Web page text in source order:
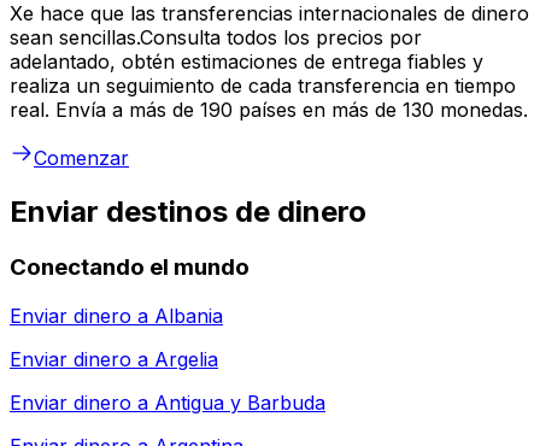
Xe hace que las transferencias internacionales de dinero
sean sencillas.Consulta todos los precios por
adelantado, obtén estimaciones de entrega fiables y
realiza un seguimiento de cada transferencia en tiempo
real. Envía a más de 190 países en más de 130 monedas.
Comenzar
Enviar destinos de dinero
Conectando el mundo
Enviar dinero a Albania
Enviar dinero a Argelia
Enviar dinero a Antigua y Barbuda